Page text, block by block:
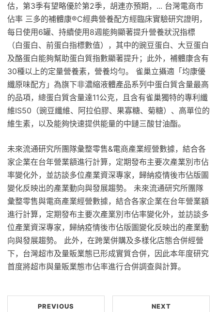
估，第3季有望略優於第2季，胡連亦預期，... 台灣電商市
佔率 三多的補體康®C經典營養配方經臨床實驗研究證明，
每日使用6罐、持續使用8週能夠顯著提升營養狀況指標
（白蛋白、前蛋白指標數值），其中的豌豆蛋白、大豆蛋白
及酪蛋白能夠幫助蛋白質指數顯著提升；此外，補體康含有
30種以上的定量營養素，營養均勻。 雀巢立攝適「均康優
纖原味配方」為旗下非濃縮液體產品系列中蛋白質含量最高
的品項，總蛋白質含量達11公克，且含有雀巢獨特的專利纖
維IS50（豌豆纖維、阿拉伯膠、果寡糖、菊糖）、高單位的
維生素，以及能夠快速提供能量的中鏈三酸甘油酯。
未來流通研究所團隊彙整零售&電商產業經營數據，結合各
家企業在台年營業額進行計算，定期發布主要次產業別市佔
率變化外，並訪談多位產業資深專家，歸納疫情後市佔版圖
變化反映出的產業動向與發展趨勢。 未來流通研究所團隊
彙整零售與電商產業經營數據，結合各家企業在台年營業額
進行計算，定期發布主要次產業別市佔率變化外，並訪談多
位產業資深專家，歸納疫情後市佔版圖變化反映出的產業動
向與發展趨勢。 此外，在跨業併購及多樣化店態合併經營
下，台灣超市及量販業態已形成實質合併，因此本年度研究
首度將超市與量販業態市佔率進行合併調查與計算。
PREVIOUS
NEXT